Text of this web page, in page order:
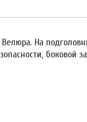
На
боковой